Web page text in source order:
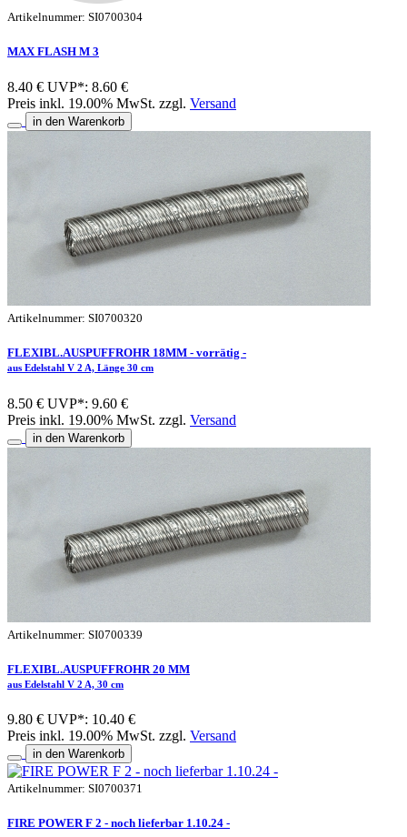
Artikelnummer: SI0700304
MAX FLASH M 3
8.40 € UVP*: 8.60 €
Preis inkl. 19.00% MwSt. zzgl. Versand
in den Warenkorb
Artikelnummer: SI0700320
FLEXIBL.AUSPUFFROHR 18MM - vorrätig -
aus Edelstahl V 2 A, Länge 30 cm
8.50 € UVP*: 9.60 €
Preis inkl. 19.00% MwSt. zzgl. Versand
in den Warenkorb
Artikelnummer: SI0700339
FLEXIBL.AUSPUFFROHR 20 MM
aus Edelstahl V 2 A, 30 cm
9.80 € UVP*: 10.40 €
Preis inkl. 19.00% MwSt. zzgl. Versand
in den Warenkorb
Artikelnummer: SI0700371
FIRE POWER F 2 - noch lieferbar 1.10.24 -